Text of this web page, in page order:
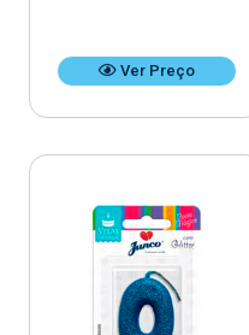
Ver Preço